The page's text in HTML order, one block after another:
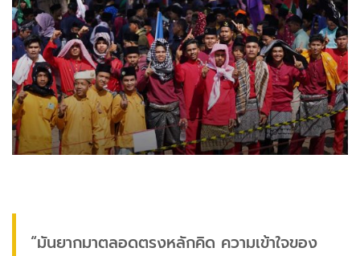
“มันยากมาตลอดตรงหลักคิด ความเข้าใจของ